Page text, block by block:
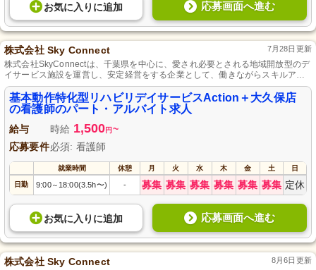
お気に入り に追加 応募画面へ進む
株式会社 Sky Connect 7月28日更新
株式会社SkyConnectは、千葉県を中心に、愛され必要とされる地域開放型のデ
イサービス施設を運営し、安定経営をする企業として、働きながらスキルアッ
プが可能な研修制度を提供しています。
基本動作特化型リハビリデイサービスAction＋大久保店
の看護師のパート・アルバイト求人
給与 時給 1,500円 ~
応募要件必須: 看護師
就業時間 休憩 月 火 水 木 金 土 日
日勤 9:00～ 18:00(3.5h〜) - 募集 募集 募集 募集 募集 募集 定休
お気に入り に追加 応募画面へ進む
株式会社 Sky Connect 8月6日更新